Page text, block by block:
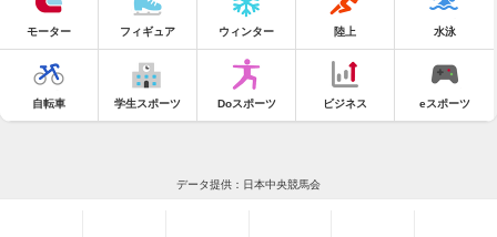
モーター フィギュア ウィンター 陸上 水泳
自転車 学生スポーツ Doスポーツ ビジネス eスポーツ
データ提供：日本中央競馬会